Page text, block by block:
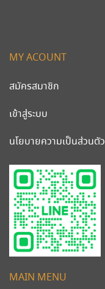
MAIN MENU
MY ACOUNT
สมัครสมาชิก
เข้าสู่ระบบ
นโยบายความเป็นส่วนตัว